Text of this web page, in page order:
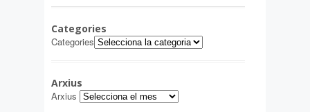
Categories
Categories
Arxius
Arxius